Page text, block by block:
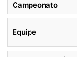
Campeonato
Equipe